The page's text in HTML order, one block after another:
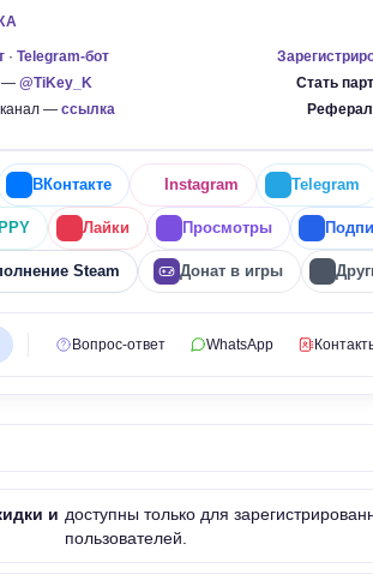
· Telegram-бот
— @TiKey_K
канал — ссылка
Стать
ВКонтакте Instagram Telegram
Лайки Просмотры
Steam Донат в игры
Вопрос-ответ WhatsApp
и доступны только для
пользователей.